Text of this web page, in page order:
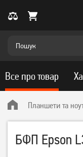
Планшети та
БФП Epson
Все про товар